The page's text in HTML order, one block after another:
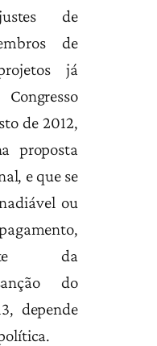
de
de
já
de 2012,
proposta
e que se
ou
da
do
depende